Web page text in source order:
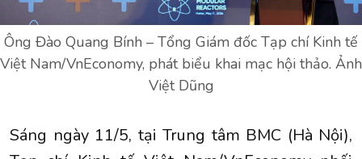
Ông Đào Quang Bính – Tổng Giám đốc Tạp chí Kinh tế
Việt Nam/VnEconomy, phát biểu khai mạc hội thảo. Ảnh
Việt Dũng
Sáng ngày 11/5, tại Trung tâm BMC (Hà Nội),